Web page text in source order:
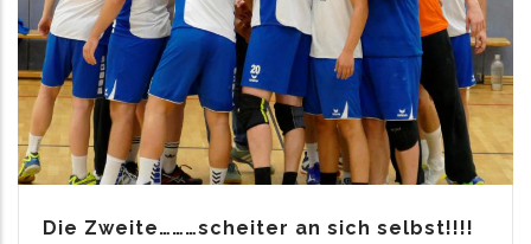
Die Zweite………scheiter an sich selbst!!!!